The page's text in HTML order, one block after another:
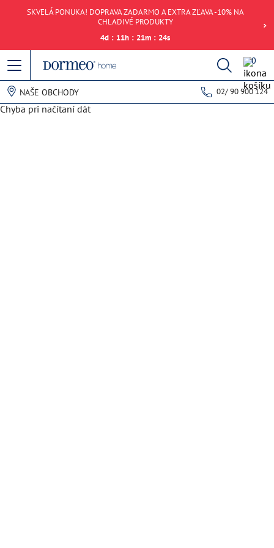
SKVELÁ PONUKA! DOPRAVA ZADARMO A EXTRA ZĽAVA -10% NA
CHLADIVÉ PRODUKTY
4d : 11h : 21m : 24s
0
NAŠE OBCHODY 02/ 90 900 124
Chyba pri načítaní dát